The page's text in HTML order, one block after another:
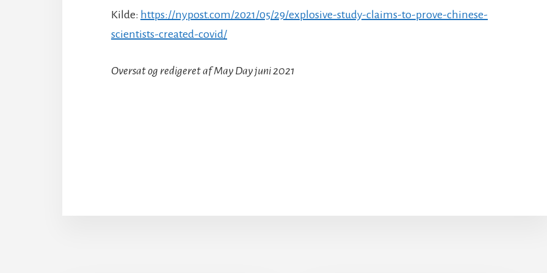
Kilde: https://nypost.com/2021/05/29/explosive-study-claims-to-prove-chinese-
scientists-created-covid/
Oversat og redigeret af May Day juni 2021